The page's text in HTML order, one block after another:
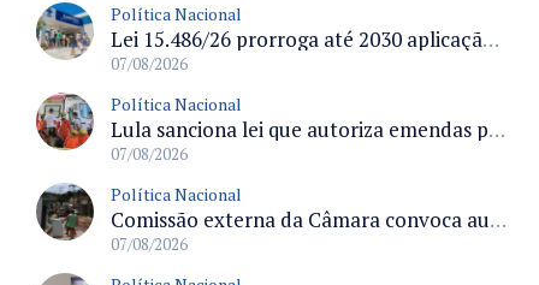
Política Nacional
Lei 15.486/26 prorroga até 2030 aplicação do FGTS em crédito para hospitais filantrópicos e santas casas
07/08/2026
Política Nacional
Lula sanciona lei que autoriza emendas parlamentares para atendimento pré-hospitalar pelos bombeiros
07/08/2026
Política Nacional
Comissão externa da Câmara convoca audiência pública sobre chuvas na Zona da Mata de Minas Gerais e impactos em Juiz de Fora
07/08/2026